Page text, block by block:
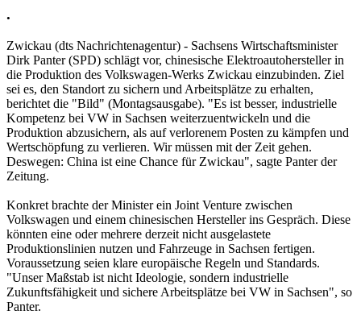
.
Zwickau (dts Nachrichtenagentur) - Sachsens Wirtschaftsminister
Dirk Panter (SPD) schlägt vor, chinesische Elektroautohersteller in
die Produktion des Volkswagen-Werks Zwickau einzubinden. Ziel
sei es, den Standort zu sichern und Arbeitsplätze zu erhalten,
berichtet die "Bild" (Montagsausgabe). "Es ist besser, industrielle
Kompetenz bei VW in Sachsen weiterzuentwickeln und die
Produktion abzusichern, als auf verlorenem Posten zu kämpfen und
Wertschöpfung zu verlieren. Wir müssen mit der Zeit gehen.
Deswegen: China ist eine Chance für Zwickau", sagte Panter der
Zeitung.
Konkret brachte der Minister ein Joint Venture zwischen
Volkswagen und einem chinesischen Hersteller ins Gespräch. Diese
könnten eine oder mehrere derzeit nicht ausgelastete
Produktionslinien nutzen und Fahrzeuge in Sachsen fertigen.
Voraussetzung seien klare europäische Regeln und Standards.
"Unser Maßstab ist nicht Ideologie, sondern industrielle
Zukunftsfähigkeit und sichere Arbeitsplätze bei VW in Sachsen", so
Panter.